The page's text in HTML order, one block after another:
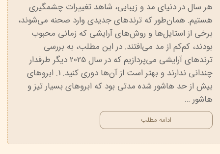
هر سال در دنیای مد و زیبایی، شاهد تغییرات چشمگیری
هستیم. همان‌طور که ترندهای جدیدی وارد صحنه می‌شوند،
برخی از استایل‌ها و روش‌های آرایشی که زمانی محبوب
بودند، کم‌کم از مد می‌افتند. در این مطلب، به بررسی
ترندهای آرایشی می‌پردازیم که در سال 2025 دیگر طرفدار
چندانی ندارند و بهتر است از آن‌ها دوری کنید. 1. ابروهای
بیش از حد هاشور شده مدتی بود که ابروهای بسیار تیز و
هاشور …
ادامه مطلب